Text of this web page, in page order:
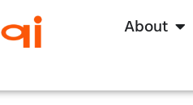
About